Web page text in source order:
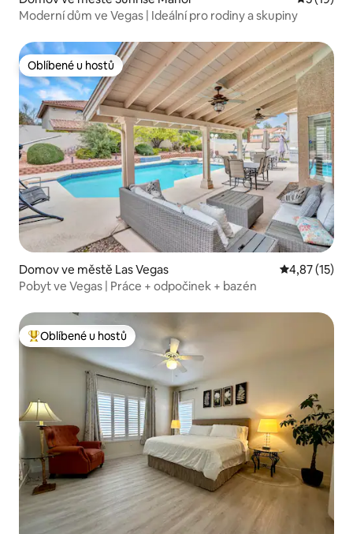
Moderní dům ve Vegas | Ideální pro rodiny a skupiny
Oblíbené u hostů
Oblíbené u hostů
Domov ve městě Las Vegas Průměrné
4,87 (15)
Pobyt ve Vegas | Práce + odpočinek + bazén
Nejlepší v kategorii Oblíbené u hostů
Oblíbené u hostů